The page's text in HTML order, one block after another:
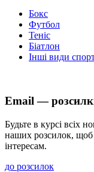
Бокс
Футбол
Теніс
Біатлон
Інші види
Email —
Будьте в курсі всіх
наших розсилок, щоб
інтересам.
до розсилок